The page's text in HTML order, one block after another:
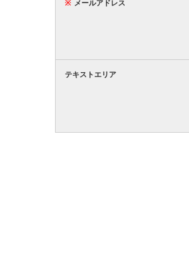
※ メールアドレス
テキストエリア